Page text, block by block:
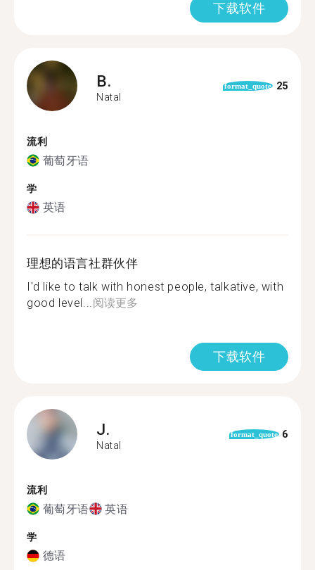
下载软件
B.
Natal
format_quote 25
流利
葡萄牙语
学
英语
理想的语言社群伙伴
I'd like to talk with honest people, talkative, with
good level...阅读更多
下载软件
J.
Natal
format_quote 6
流利
葡萄牙语 英语
学
德语